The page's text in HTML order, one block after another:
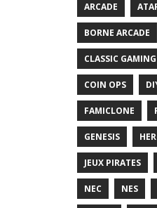
ARCADE
BORNE ARCADE
CLASSIC GAMING
COIN OPS
FAMICLONE
GENESIS
JEUX PIRATES
NEC NES